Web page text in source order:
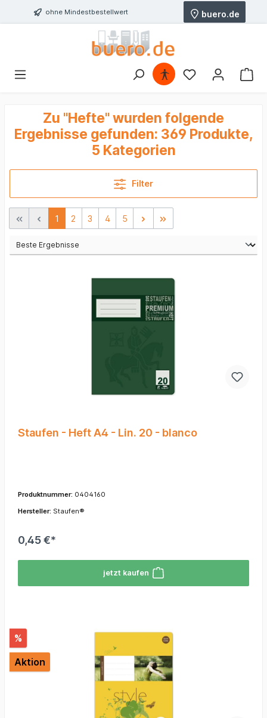
ohne Mindestbestellwert buero.de
Zu "Hefte" wurden folgende
Ergebnisse gefunden: 369 Produkte,
5 Kategorien
Filter
1 2 3 4 5
Staufen - Heft A4 - Lin. 20 - blanco
Produktnummer: 0404160
Hersteller: Staufen®
0,45 €*
jetzt kaufen
%
Aktion